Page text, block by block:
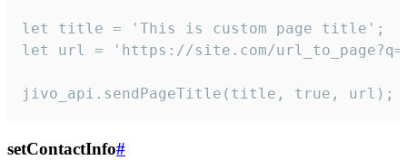
let title = 'This is custom page title';
let url = 'https://site.com/
jivo_api.sendPageTitle(title, true, url);
setContactInfo#